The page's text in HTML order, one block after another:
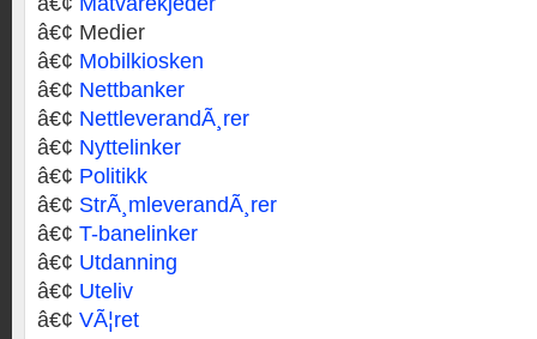
â€¢ Medier
â€¢ Mobilkiosken
â€¢ Nettbanker
â€¢ NettleverandÃ¸rer
â€¢ Nyttelinker
â€¢ Politikk
â€¢ StrÃ¸mleverandÃ¸rer
â€¢ T-banelinker
â€¢ Utdanning
â€¢ Uteliv
â€¢ VÃ¦ret